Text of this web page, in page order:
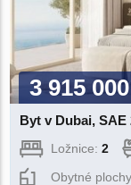
3 915
Byt v Dubai, SAE
Ložnice:2
Obytné